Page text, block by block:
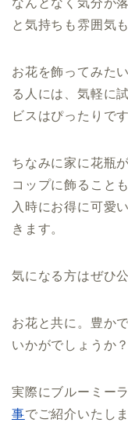
なんとなく気分が
と気持ちも雰囲気
お花を飾ってみた
る人には、気軽に
ビスはぴったりです
ちなみに家に花瓶
コップに飾ること
入時にお得に可愛
きます。
気になる方はぜひ
お花と共に。豊か
いかがでしょうか？
実際にブルーミー
事でご紹介いたしま